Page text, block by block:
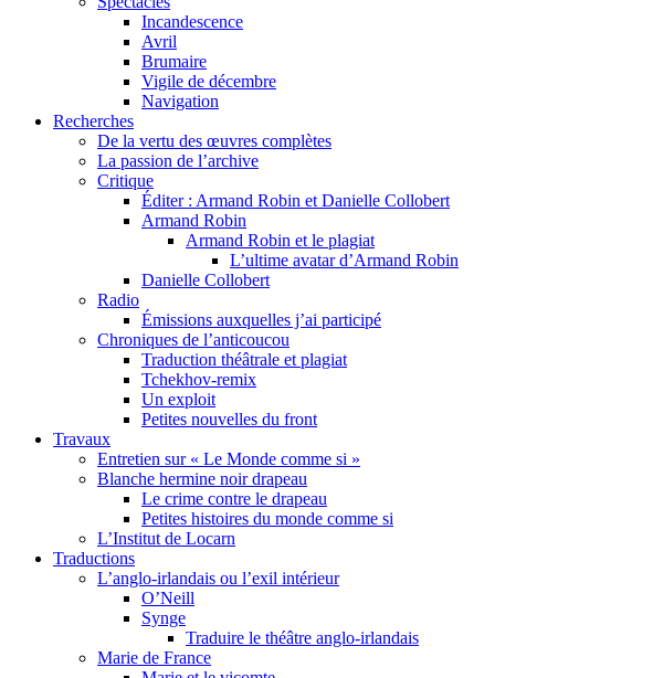
Incandescence
Avril
Brumaire
Vigile de décembre
Navigation
Recherches
De la vertu des œuvres complètes
La passion de l’archive
Critique
Éditer : Armand Robin et Danielle Collobert
Armand Robin
Armand Robin et le plagiat
L’ultime avatar d’Armand Robin
Danielle Collobert
Radio
Émissions auxquelles j’ai participé
Chroniques de l’anticoucou
Traduction théâtrale et plagiat
Tchekhov-remix
Un exploit
Petites nouvelles du front
Travaux
Entretien sur « Le Monde comme si »
Blanche hermine noir drapeau
Le crime contre le drapeau
Petites histoires du monde comme si
L’Institut de Locarn
Traductions
L’anglo-irlandais ou l’exil intérieur
O’Neill
Synge
Traduire le théâtre anglo-irlandais
Marie de France